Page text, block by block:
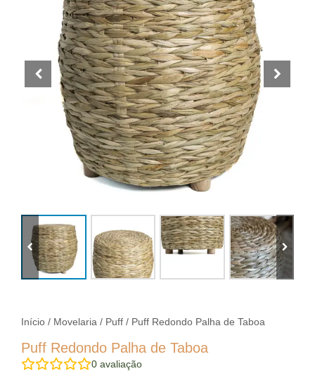
Início / Movelaria / Puff / Puff Redondo Palha de Taboa
Puff Redondo Palha de Taboa
0 avaliação